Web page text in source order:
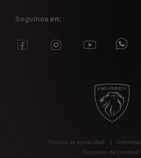
Seguinos en:
Política de privacidad
Opciones de Cookies